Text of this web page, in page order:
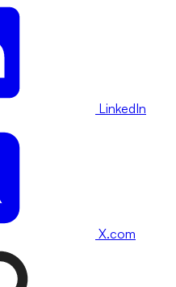
LinkedIn
X.com